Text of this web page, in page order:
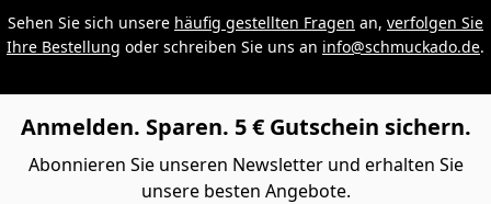
Sehen Sie sich unsere häufig gestellten Fragen an, verfolgen Sie
Ihre Bestellung oder schreiben Sie uns an info@schmuckado.de.
Anmelden. Sparen. 5 € Gutschein sichern.
Abonnieren Sie unseren Newsletter und erhalten Sie
unsere besten Angebote.